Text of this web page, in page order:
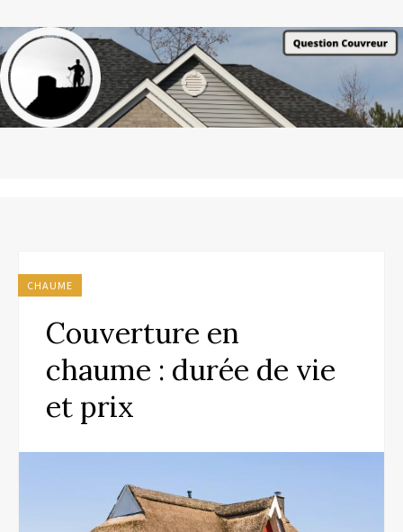
CHAUME
Couverture en
chaume : durée de vie
et prix